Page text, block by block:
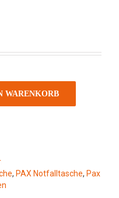
WARENKORB
, PAX Notfalltasche, Pax